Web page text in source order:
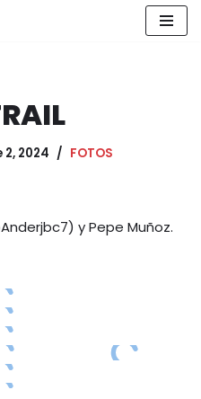
2024 FOTOS
y Pepe Muñoz.